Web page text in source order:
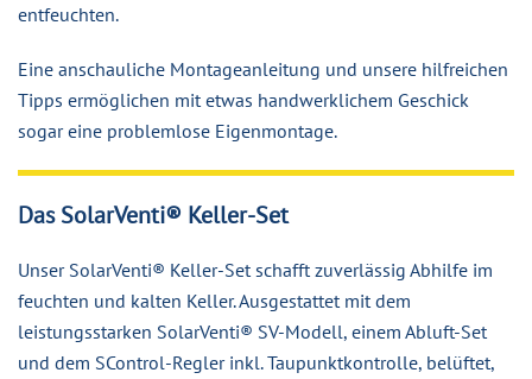
entfeuchten.
Eine anschauliche Montageanleitung und unsere hilfreichen
Tipps ermöglichen mit etwas handwerklichem Geschick
sogar eine problemlose Eigenmontage.
Das SolarVenti® Keller-Set
Unser SolarVenti® Keller-Set schafft zuverlässig Abhilfe im
feuchten und kalten Keller. Ausgestattet mit dem
leistungsstarken SolarVenti® SV-Modell, einem Abluft-Set
und dem SControl-Regler inkl. Taupunktkontrolle, belüftet,